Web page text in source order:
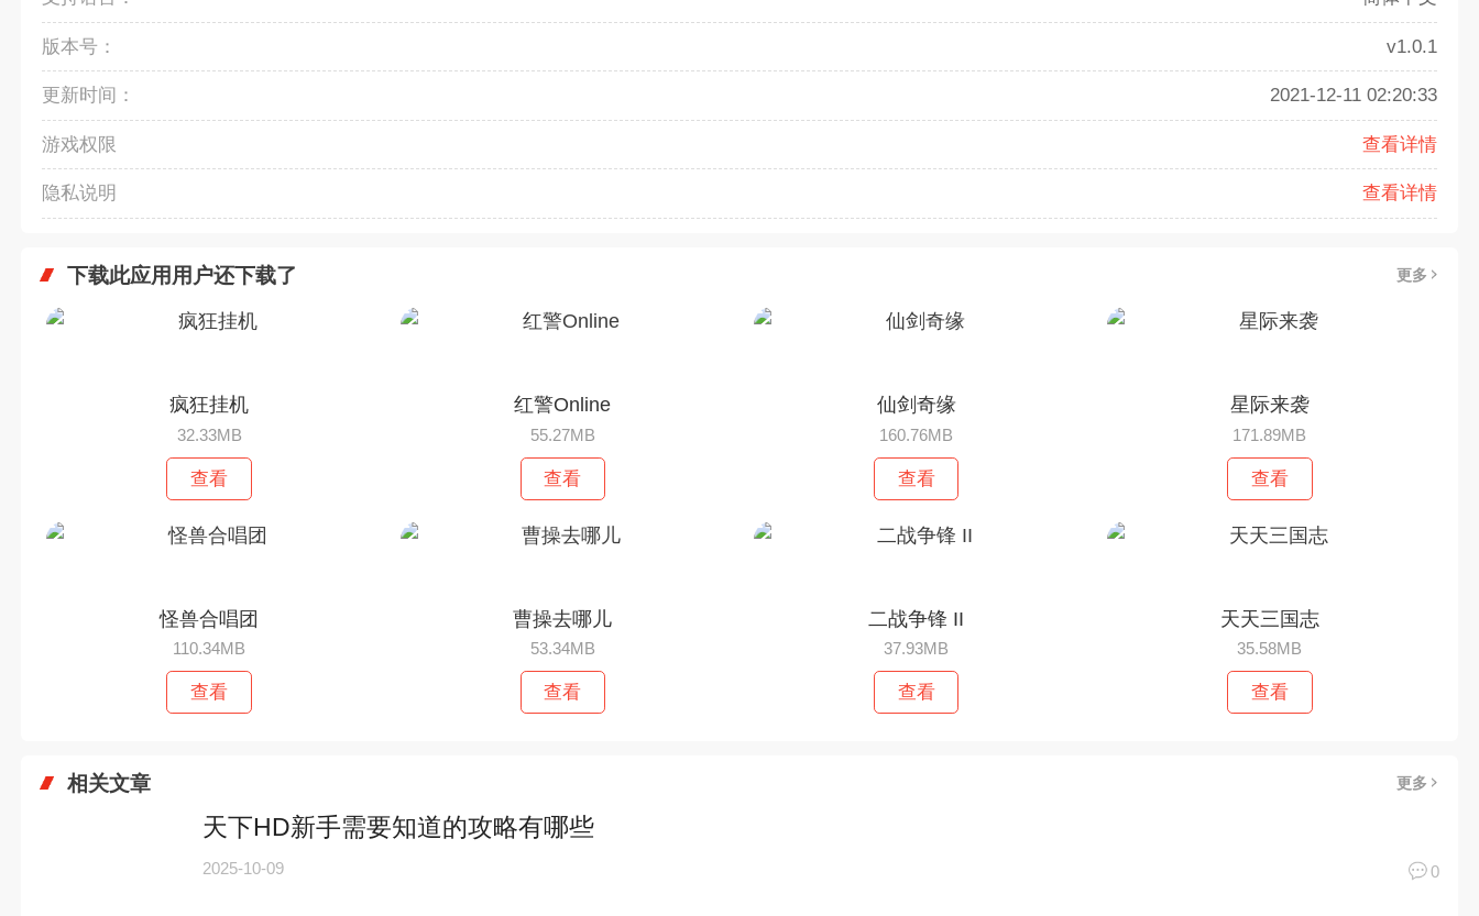
版本号： v1.0.1
更新时间： 2021-12-11 02:20:33
游戏权限 查看详情
隐私说明 查看详情
下载此应用用户还下载了 更多
疯狂挂机
32.33MB
查看
红警Online
55.27MB
查看
仙剑奇缘
160.76MB
查看
星际来袭
171.89MB
查看
怪兽合唱团
110.34MB
查看
曹操去哪儿
53.34MB
查看
二战争锋 II
37.93MB
查看
天天三国志
35.58MB
查看
相关文章 更多
天下HD新手需要知道的攻略有哪些
2025-10-09 0